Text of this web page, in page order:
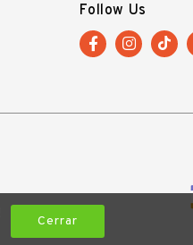
Cerrar
Follow Us